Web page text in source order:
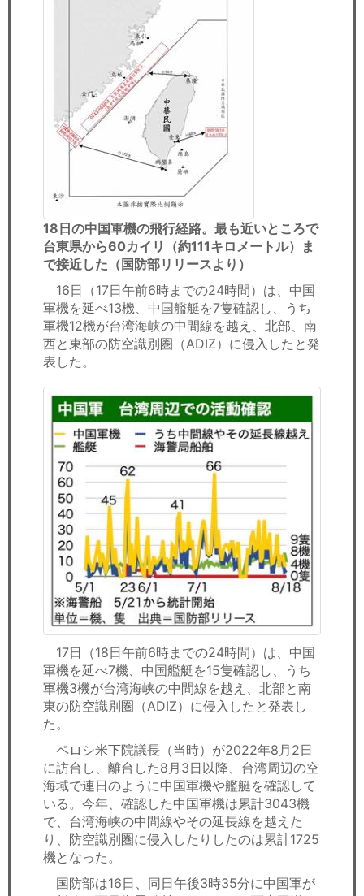
18日の中国軍機の飛行経路。最も近いところで
台東県から60カイリ（約111キロメートル）ま
で接近した（国防部リリースより）
16日（17日午前6時までの24時間）は、中国
軍機を延べ13機、中国艦艇を7隻確認し、うち
軍機12機が台湾海峡の中間線を越え、北部、南
西と東部の防空識別圏（ADIZ）に侵入したと発
表した。
17日（18日午前6時までの24時間）は、中国
軍機を延べ7機、中国艦艇を15隻確認し、うち
軍機3機が台湾海峡の中間線を越え、北部と南
東の防空識別圏（ADIZ）に侵入したと発表し
た。
ペロシ米下院議長（当時）が2022年8月2日
に訪台し、離台した8月3日以降、台湾周辺の空
海域で連日のように中国軍機や艦艇を確認して
いる。今年、確認した中国軍機は累計3043機
で、台湾海峡の中間線やその延長線を越えた
り、防空識別圏に侵入したりしたのは累計1725
機となった。
国防部は16日、同日午後3時35分に中国軍が